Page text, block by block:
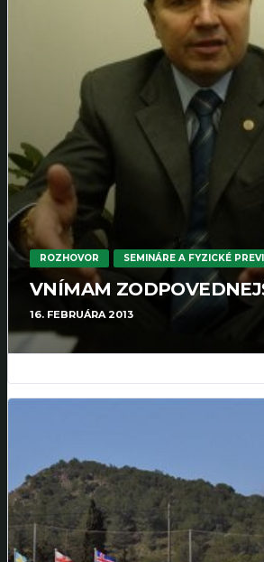
ROZHOVOR SEMINÁRE A FYZICKÉ
VNÍMAM
16. FEBRUÁRA 2013